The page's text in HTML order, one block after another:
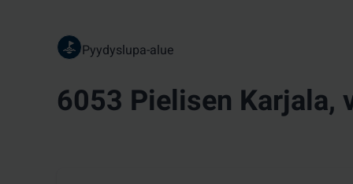
Pyydyslupa-alue
6053 Pielisen Karjala,